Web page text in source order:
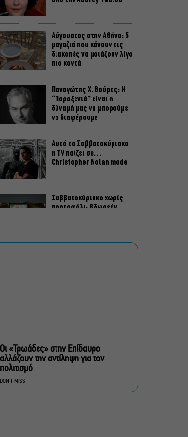
Αύγουστος στην Αθήνα: 5
μαγαζιά που κάνουν τις
διακοπές να μοιάζουν λίγο
πιο κοντά
Παναγώτης Χ. Βούρος: Η
“Παραξενιά” είναι η
δύναμή μας να μπορούμε
να διαφέρουμε
Αυτό το Σαββατοκύριακο
η TV παίζει σε…
Christopher Nolan mode
Σαββατοκύριακο χωρίς
πορτοφόλι: 8 δωρεάν
Ευαγγελική Εκκλησία
Οι «Τρωάδες» στην Επίδαυρο
αλλάζουν την αντίληψη για τον
πολιτισμό
DON'T MISS